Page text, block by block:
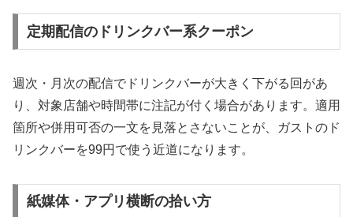
定期配信のドリンクバー系クーポン
週次・月次の配信でドリンクバーが大きく下がる回があ
り、対象店舗や時間帯に注記が付く場合があります。適用
箇所や併用可否の一文を見落とさないことが、ガストのド
リンクバーを99円で使う近道になります。
紙媒体・アプリ横断の拾い方